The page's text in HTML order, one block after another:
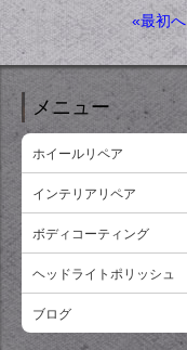
«最初へ
メニュー
ホイールリペア
インテリアリペア
ボディコーティング
ヘッドライトポリッシュ
ブログ